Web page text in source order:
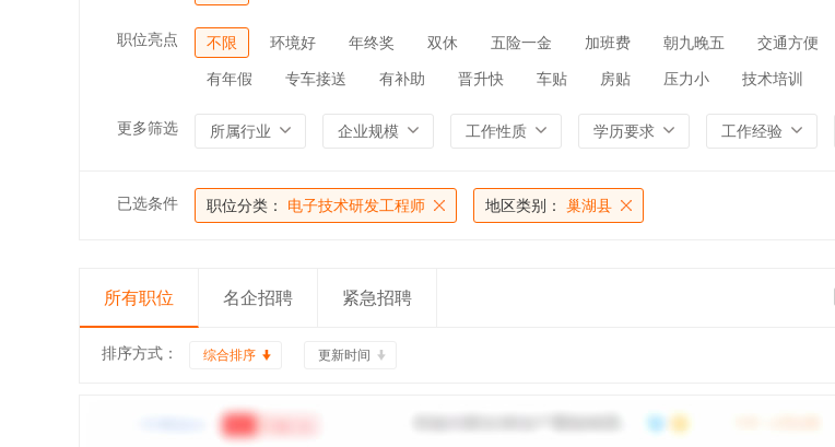
职位亮点 不限 环境好 年终奖 双休 五险一金 加班费 朝九晚五 交通方便
有年假 专车接送 有补助 晋升快 车贴 房贴 压力小 技术培训
更多筛选 所属行业 企业规模 工作性质 学历要求 工作经验
已选条件 职位分类： 电子技术研发工程师 地区类别： 巢湖县
所有职位 名企招聘 紧急招聘
排序方式： 综合排序 更新时间